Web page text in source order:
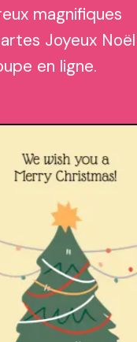
magnifiques
Joyeux Noël
en ligne.